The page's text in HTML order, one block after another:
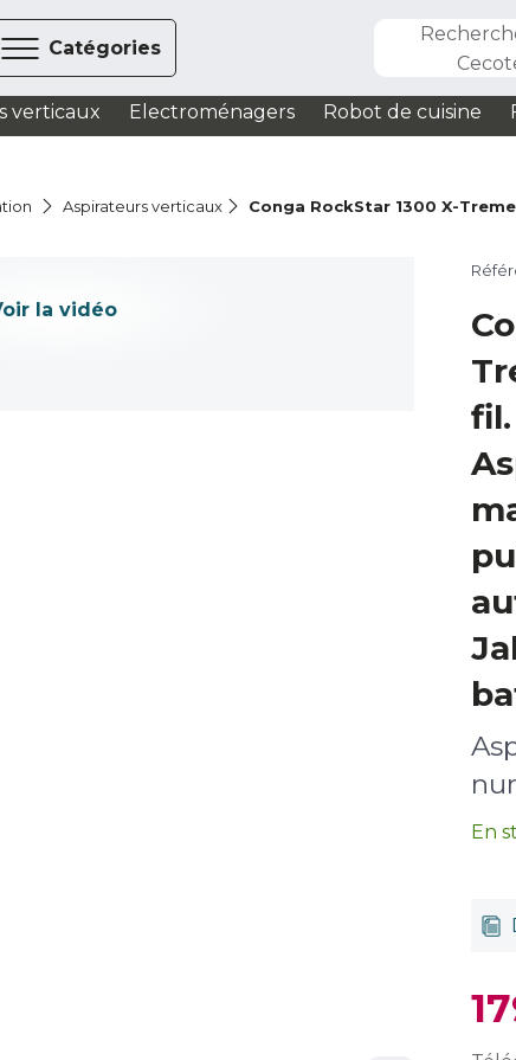
Catégories
verticaux Electroménagers Robot de cuisine
Aspirateurs verticaux Conga RockStar 1300 X-Treme
la vidéo
En